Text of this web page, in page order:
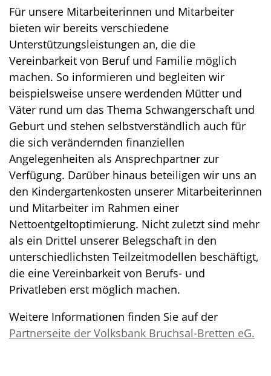
Für unsere Mitarbeiterinnen und Mitarbeiter
bieten wir bereits verschiedene
Unterstützungsleistungen an, die die
Vereinbarkeit von Beruf und Familie möglich
machen. So informieren und begleiten wir
beispielsweise unsere werdenden Mütter und
Väter rund um das Thema Schwangerschaft und
Geburt und stehen selbstverständlich auch für
die sich verändernden finanziellen
Angelegenheiten als Ansprechpartner zur
Verfügung. Darüber hinaus beteiligen wir uns an
den Kindergartenkosten unserer Mitarbeiterinnen
und Mitarbeiter im Rahmen einer
Nettoentgeltoptimierung. Nicht zuletzt sind mehr
als ein Drittel unserer Belegschaft in den
unterschiedlichsten Teilzeitmodellen beschäftigt,
die eine Vereinbarkeit von Berufs- und
Privatleben erst möglich machen.
Weitere Informationen finden Sie auf der
Partnerseite der Volksbank Bruchsal-Bretten eG.